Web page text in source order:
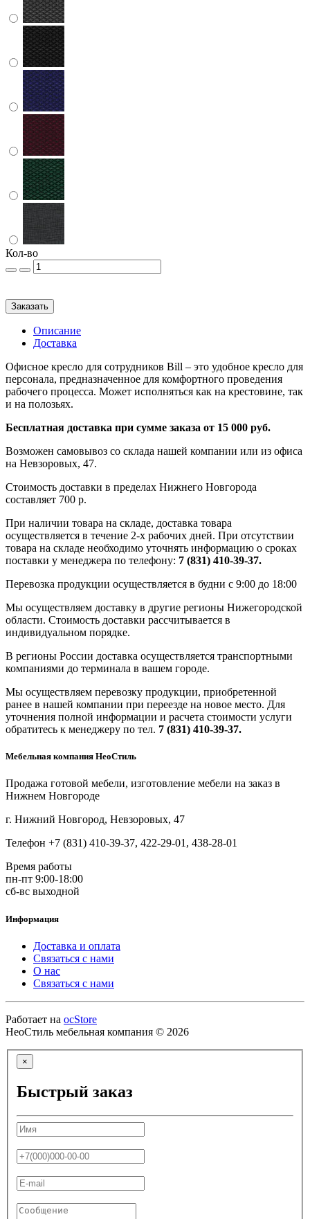
Кол-во
Заказать
Описание
Доставка
Офисное кресло для сотрудников Bill – это удобное кресло для
персонала, предназначенное для комфортного проведения
рабочего процесса. Может исполняться как на крестовине, так
и на полозьях.
Бесплатная доставка при сумме заказа от 15 000 руб.
Возможен самовывоз со склада нашей компании или из офиса
на Невзоровых, 47.
Стоимость доставки в пределах Нижнего Новгорода
составляет 700 р.
При наличии товара на складе, доставка товара
осуществляется в течение 2-х рабочих дней. При отсутствии
товара на складе необходимо уточнять информацию о сроках
поставки у менеджера по телефону: 7 (831) 410-39-37.
Перевозка продукции осуществляется в будни с 9:00 до 18:00
Мы осуществляем доставку в другие регионы Нижегородской
области. Стоимость доставки рассчитывается в
индивидуальном порядке.
В регионы России доставка осуществляется транспортными
компаниями до терминала в вашем городе.
Мы осуществляем перевозку продукции, приобретенной
ранее в нашей компании при переезде на новое место. Для
уточнения полной информации и расчета стоимости услуги
обратитесь к менеджеру по тел. 7 (831) 410-39-37.
Мебельная компания НеоСтиль
Продажа готовой мебели, изготовление мебели на заказ в
Нижнем Новгороде
г. Нижний Новгород, Невзоровых, 47
Телефон +7 (831) 410-39-37, 422-29-01, 438-28-01
Время работы
пн-пт 9:00-18:00
сб-вс выходной
Информация
Доставка и оплата
Связаться с нами
О нас
Связаться с нами
Работает на ocStore
НеоСтиль мебельная компания © 2026
×
Быстрый заказ